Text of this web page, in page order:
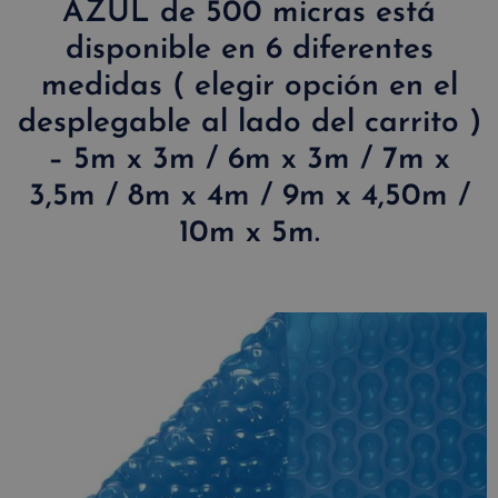
AZUL de 500 micras está
disponible en 6 diferentes
medidas ( elegir opción en el
desplegable al lado del carrito )
– 5m x 3m / 6m x 3m / 7m x
3,5m / 8m x 4m / 9m x 4,50m /
10m x 5m.